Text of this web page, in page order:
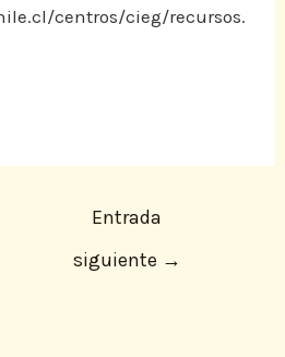
centros/cieg/recursos.
Entrada
siguiente →